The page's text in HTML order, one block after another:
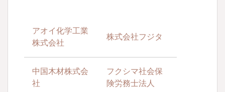
アオイ化学工業
株式会社
株式会社フジタ
中国木材株式会
社
フクシマ社会保
険労務士法人